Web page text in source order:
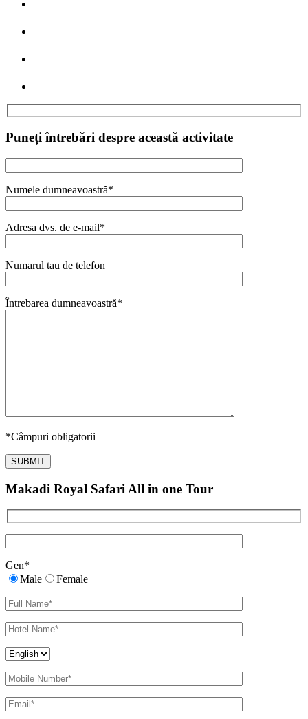
Puneți întrebări despre această activitate
Numele dumneavoastră*
Adresa dvs. de e-mail*
Numarul tau de telefon
Întrebarea dumneavoastră*
*Câmpuri obligatorii
Makadi Royal Safari All in one Tour
Gen*
Male
Female